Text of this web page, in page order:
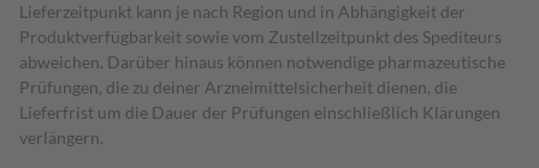
Lieferzeitpunkt kann je nach Region und in Abhängigkeit der
Produktverfügbarkeit sowie vom Zustellzeitpunkt des Spediteurs
abweichen. Darüber hinaus können notwendige pharmazeutische
Prüfungen, die zu deiner Arzneimittelsicherheit dienen, die
Lieferfrist um die Dauer der Prüfungen einschließlich Klärungen
verlängern.